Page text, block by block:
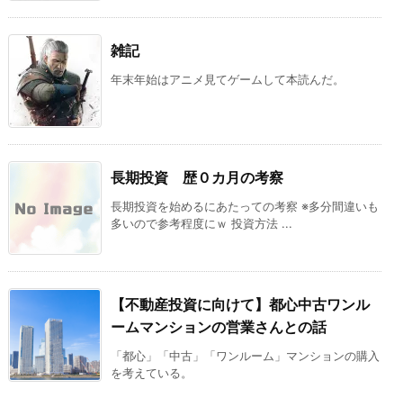
雑記
年末年始はアニメ見てゲームして本読んだ。
長期投資 歴０カ月の考察
長期投資を始めるにあたっての考察 ※多分間違いも
多いので参考程度にｗ 投資方法 ...
【不動産投資に向けて】都心中古ワンル
ームマンションの営業さんとの話
「都心」「中古」「ワンルーム」マンションの購入
を考えている。